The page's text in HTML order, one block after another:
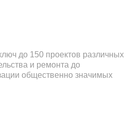
до 150 проектов различных
и ремонта до
общественно значимых